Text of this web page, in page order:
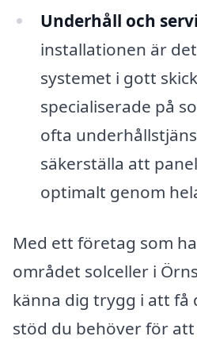
Underhåll och
installationen är
systemet i gott
specialiserade på
ofta
säkerställa att
optimalt genom
Med ett företag som
området solceller i
känna dig trygg i att få
stöd du behöver för